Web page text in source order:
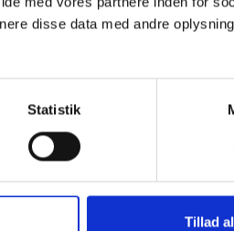
disse data med andre
Statistik
Tillad